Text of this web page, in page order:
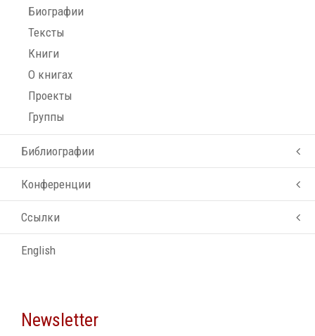
Биографии
Тексты
Книги
О книгах
Проекты
Группы
Библиографии
Конференции
Ссылки
English
Newsletter